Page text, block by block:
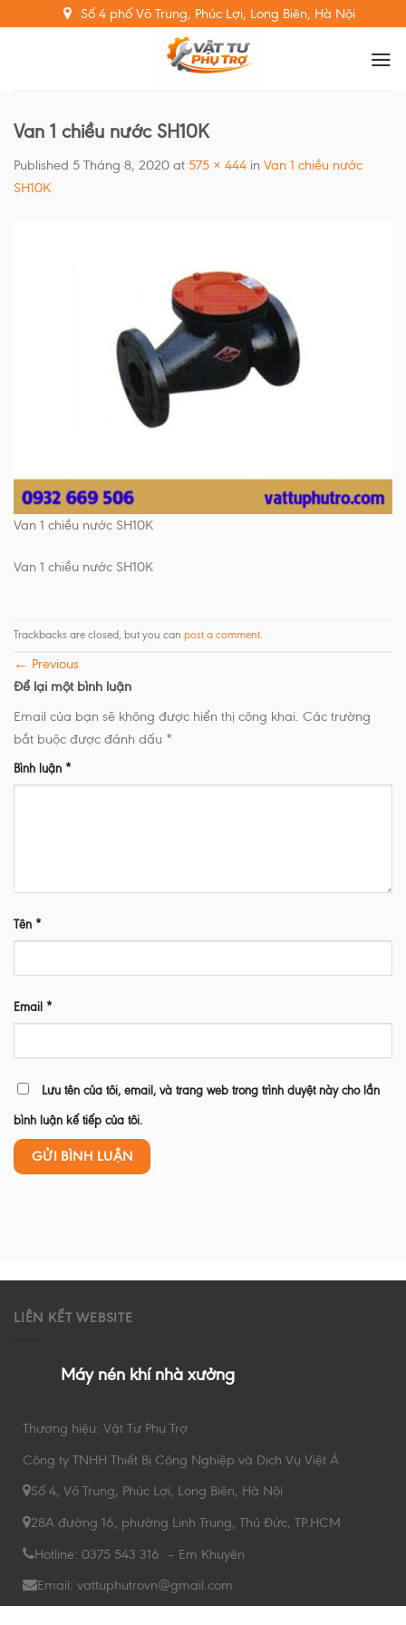
to
Số 4 phố Võ Trung, Phúc Lợi, Long Biên, Hà Nội
Van 1 chiều nước SH10K
Published 5 Tháng 8, 2020 at 575 × 444 in Van 1 chiều nước
SH10K
Van 1 chiều nước SH10K
Van 1 chiều nước SH10K
Trackbacks are closed, but you can post a comment.
← Previous
Để lại một bình luận
Email của bạn sẽ không được hiển thị công khai. Các trường
bắt buộc được đánh dấu *
Bình luận *
Tên *
Email *
Lưu tên của tôi, email, và trang web trong trình duyệt này cho lần
bình luận kế tiếp của tôi.
LIÊN KẾT WEBSITE
Máy nén khí nhà xưởng
Thương hiệu: Vật Tư Phụ Trợ
Công ty TNHH Thiết Bị Công Nghiệp và Dịch Vụ Việt Á
Số 4, Võ Trung, Phúc Lợi, Long Biên, Hà Nội
28A đường 16, phường Linh Trung, Thủ Đức, TP.HCM
Hotline: 0375 543 316 – Em Khuyên
Email: vattuphutrovn@gmail.com